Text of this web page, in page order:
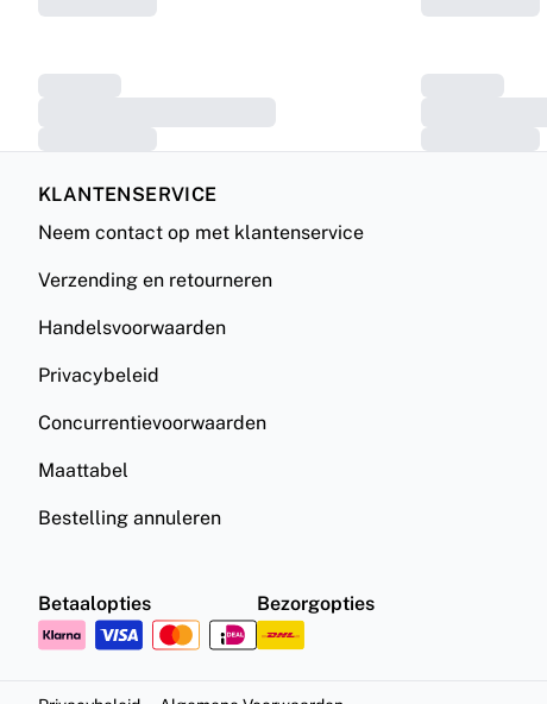
KLANTENSERVICE
Neem contact op met klantenservice
Verzending en retourneren
Handelsvoorwaarden
Privacybeleid
Concurrentievoorwaarden
Maattabel
Bestelling annuleren
Betaalopties Bezorgopties